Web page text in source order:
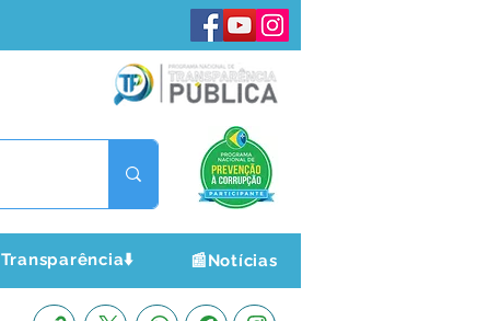
Transparência⬇️ 📰Notícias